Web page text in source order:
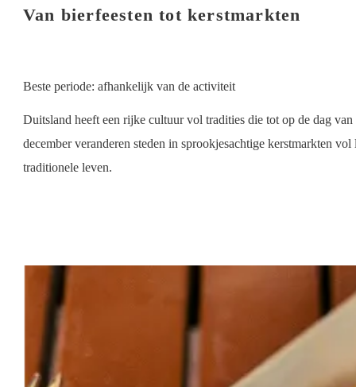
Van bierfeesten tot kerstmarkten
Beste periode: afhankelijk van de activiteit
Duitsland heeft een rijke cultuur vol tradities die tot op de dag
december veranderen steden in sprookjesachtige kerstmarkten
traditionele leven.